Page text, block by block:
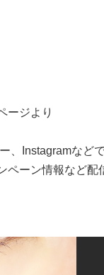
ージより
、Instagramなど
ペーン情報など配